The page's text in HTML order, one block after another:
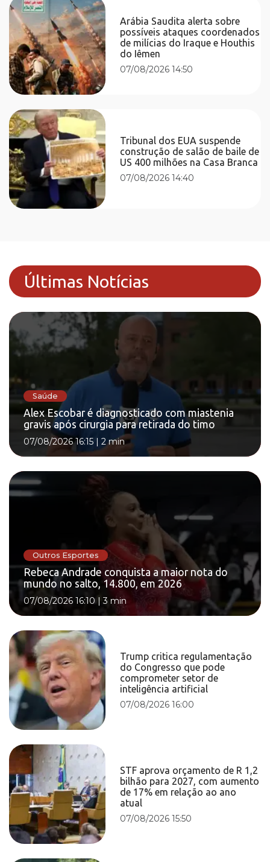
Arábia Saudita alerta sobre
possíveis ataques coordenados
de milícias do Iraque e Houthis
do Iêmen
07/08/2026 14:50
Tribunal dos EUA suspende
construção de salão de baile de
US 400 milhões na Casa Branca
07/08/2026 14:40
Últimas Notícias
Saúde
Alex Escobar é diagnosticado com miastenia
gravis após cirurgia para retirada do timo
07/08/2026 16:15 | 2 min
Outros Esportes
Rebeca Andrade conquista a maior nota do
mundo no salto, 14.800, em 2026
07/08/2026 16:10|3 min
Trump critica regulamentação
do Congresso que pode
comprometer setor de
inteligência artificial
07/08/2026 16:00
STF aprova orçamento de R 1,2
bilhão para 2027, com aumento
de 17% em relação ao ano
atual
07/08/2026 15:50